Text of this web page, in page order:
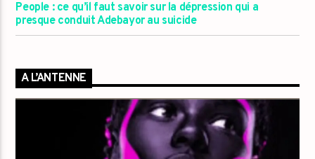
People : ce qu’il faut savoir sur la dépression qui a
presque conduit Adebayor au suicide
A L’ANTENNE